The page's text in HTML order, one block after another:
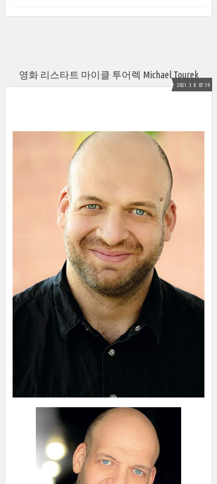
영화 리스타트 마이클 투어렉 Michael Tourek
2021. 3. 8. 07:19